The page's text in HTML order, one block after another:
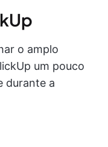
o amplo
um pouco
durante a